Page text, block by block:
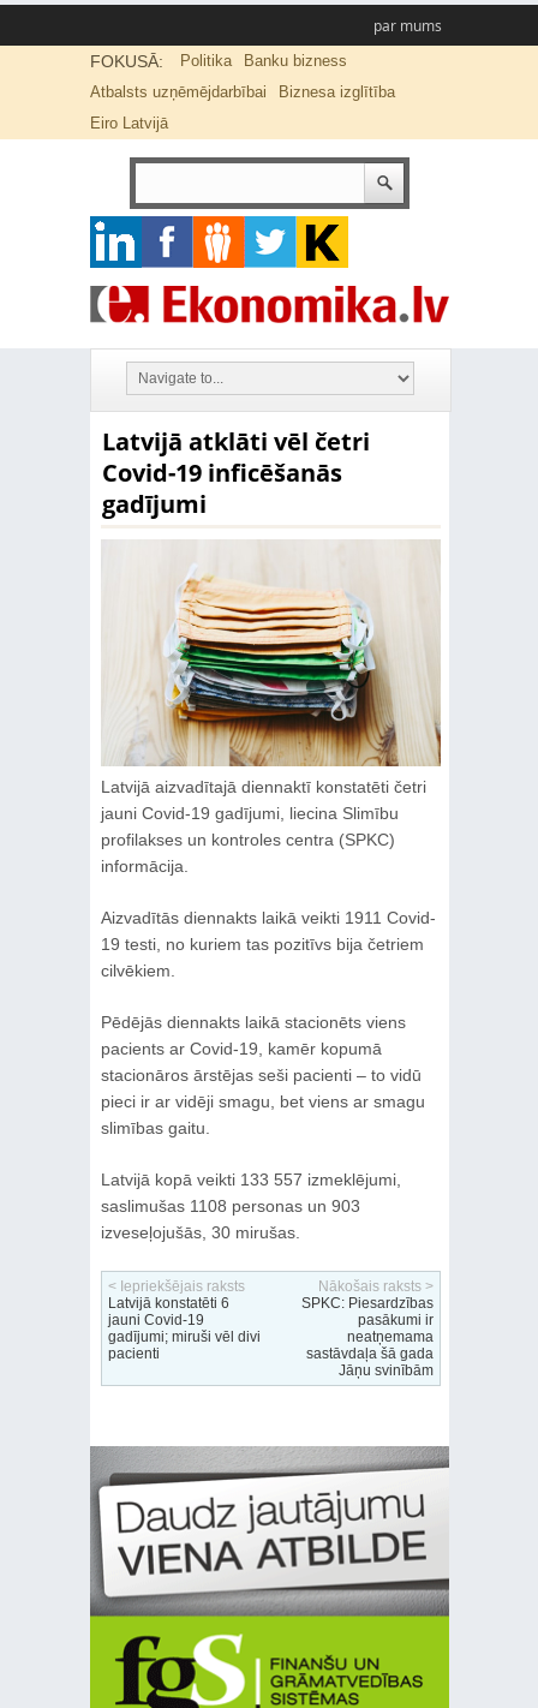
par mums
FOKUSĀ: Politika
Banku bizness
Atbalsts uzņēmējdarbībai
Biznesa izglītība
Eiro Latvijā
Latvijā atklāti vēl četri
Covid-19 inficēšanās
gadījumi
Latvijā aizvadītajā diennaktī konstatēti četri
jauni Covid-19 gadījumi, liecina Slimību
profilakses un kontroles centra (SPKC)
informācija.
Aizvadītās diennakts laikā veikti 1911 Covid-
19 testi, no kuriem tas pozitīvs bija četriem
cilvēkiem.
Pēdējās diennakts laikā stacionēts viens
pacients ar Covid-19, kamēr kopumā
stacionāros ārstējas seši pacienti – to vidū
pieci ir ar vidēji smagu, bet viens ar smagu
slimības gaitu.
Latvijā kopā veikti 133 557 izmeklējumi,
saslimušas 1108 personas un 903
izveseļojušās, 30 mirušas.
< Iepriekšējais raksts
Latvijā konstatēti 6
jauni Covid-19
gadījumi; miruši vēl divi
pacienti
Nākošais raksts >
SPKC: Piesardzības
pasākumi ir
neatņemama
sastāvdaļa šā gada
Jāņu svinībām